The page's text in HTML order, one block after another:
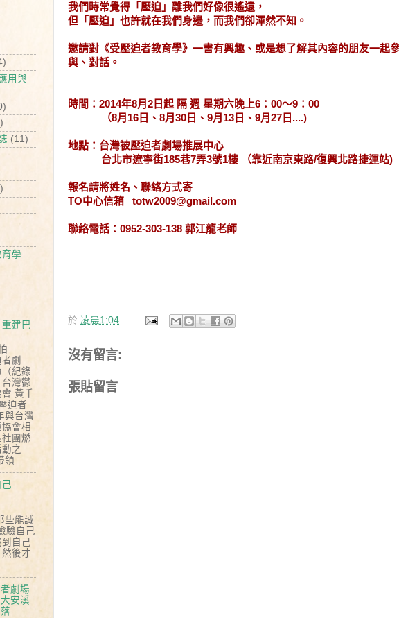
我們時常覺得「壓迫」離我們好像很遙遠，
但「壓迫」也許就在我們身邊，而我們卻渾然不知。
邀請對《受壓迫者教育學》一書有興趣、或是想了解其內容的朋友一起
與、對話。
時間：2014年8月2日起 隔 週 星期六晚上6：00～9：00
（8月16日、8月30日、9月13日、9月27日....)
地點：台灣被壓迫者劇場推展中心
台北市遼寧街185巷7弄3號1樓 （靠近南京東路/復興北路捷運站)
報名請將姓名、聯絡方式寄
TO中心信箱 totw2009@gmail.com
聯絡電話：0952-303-138 郭江龍老師
於 凌晨1:04
沒有留言:
張貼留言
用與
(11)
學
建巴
劇
紀錄
灣鬱
黃千
迫者
與台灣
會相
團燃
之
...
些能誠
驗自己
自己
後才
劇場
安溪